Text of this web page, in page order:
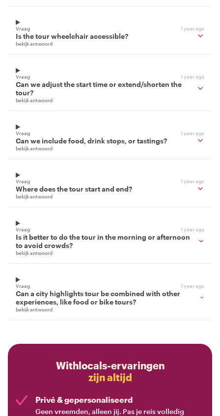
Vraag 1 year ago
Is the tour wheelchair accessible?
bekijk antwoord
Vraag 1 year ago
Can we adjust the start time or extend/shorten the
tour?
bekijk antwoord
Vraag 1 year ago
Can we include food, drink stops, or tastings?
bekijk antwoord
Vraag 1 year ago
Where does the tour start and end?
bekijk antwoord
Vraag 1 year ago
Is it better to do the tour in the morning or afternoon
to avoid crowds?
bekijk antwoord
Vraag 1 year ago
Can a city highlights tour be combined with other
experiences, like food or bike tours?
bekijk antwoord
Withlocals-ervaringen
zijn altijd
Privé & gepersonaliseerd
Geen vreemden, alleen jij. Pas je reis volledig